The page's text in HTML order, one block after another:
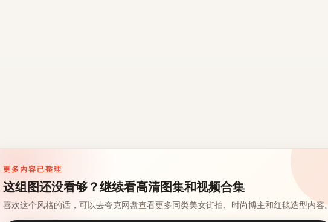
更多内容已整理
这组图还没看够？继续看高清图集和视频合集
喜欢这个风格的话，可以去夸克网盘查看更多同类美女街拍、时尚博主和红毯造型内容。